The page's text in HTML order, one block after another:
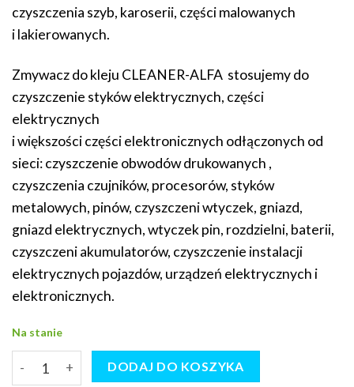
czyszczenia szyb, karoserii, części malowanych
i lakierowanych.
Zmywacz do kleju CLEANER-ALFA stosujemy do
czyszczenie styków elektrycznych, części
elektrycznych
i większości części elektronicznych odłączonych od
sieci: czyszczenie obwodów drukowanych ,
czyszczenia czujników, procesorów, styków
metalowych, pinów, czyszczeni wtyczek, gniazd,
gniazd elektrycznych, wtyczek pin, rozdzielni, baterii,
czyszczeni akumulatorów, czyszczenie instalacji
elektrycznych pojazdów, urządzeń elektrycznych i
elektronicznych.
Na stanie
ilość CLEANER-ALFA (MC-6080) 400ml - bezpieczny
DODAJ DO KOSZYKA